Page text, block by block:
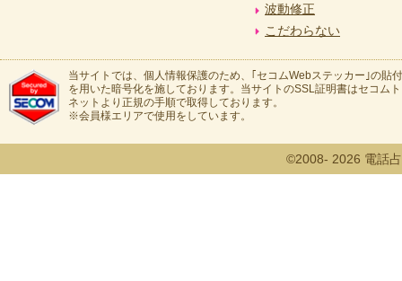
波動修正
こだわらない
当サイトでは、個人情報保護のため、｢セコムWebステッカー｣の貼
を用いた暗号化を施しております。当サイトのSSL証明書はセコム
ネットより正規の手順で取得しております。
※会員様エリアで使用をしています。
©2008- 2026 電話